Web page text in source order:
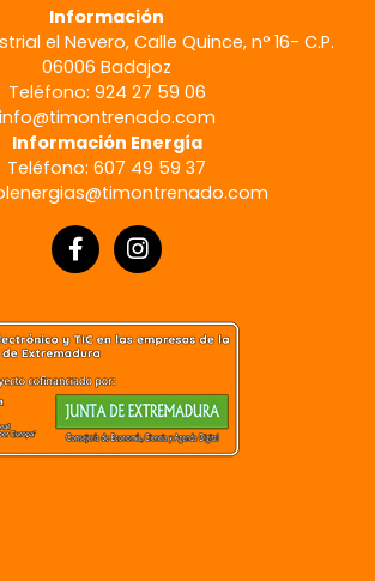
Información
el Nevero, Calle Quince, nº 16- C.P.
06006 Badajoz
Teléfono: 924 27 59 06
info@timontrenado.com
Información Energía
Teléfono: 607 49 59 37